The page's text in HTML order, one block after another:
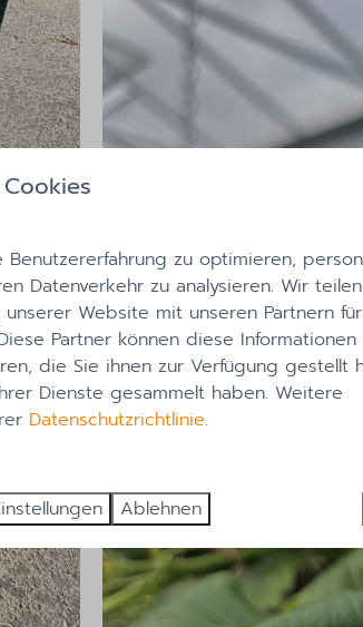
zu optimieren,
Datenverkehr zu analysieren. Wir
Website mit unseren Partnern
Partner können diese
die Sie ihnen zur Verfügung gestellt
Dienste gesammelt haben. Weitere
Datenschutzrichtlinie.
Ablehnen